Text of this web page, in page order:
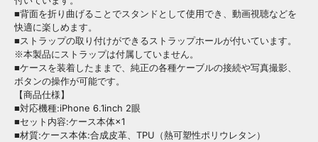
■背面を折り曲げることでスタンドとして使用でき、動画視聴などを
快適に楽しめます。
■ストラップの取り付けができるストラップホールが付いています。
※本製品にストラップは付属していません。
■ケースを装着したままで、純正の各種ケーブルの接続や写真撮影、
ボタンの操作が可能です。
【商品仕様】
■対応機種:iPhone 6.1inch 2眼
■セット内容:ケース本体×1
■材質:ケース本体:合成皮革、TPU（熱可塑性ポリウレタン）